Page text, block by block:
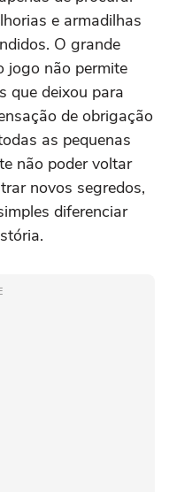
e armadilhas
O grande
jogo não permite
que deixou para
de obrigação
as pequenas
não poder voltar
novos segredos,
diferenciar